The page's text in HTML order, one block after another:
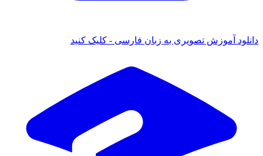
آموزش تصویری به زبان فارسی - کلیک کنید